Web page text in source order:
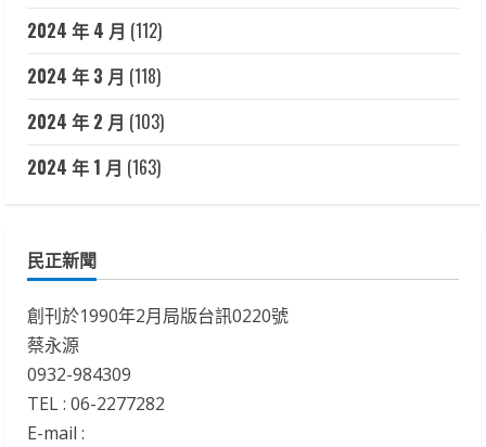
2024 年 4 月 (112)
2024 年 3 月 (118)
2024 年 2 月 (103)
2024 年 1 月 (163)
民正新聞
創刊於1990年2月局版台訊0220號
蔡永源
0932-984309
TEL : 06-2277282
E-mail :